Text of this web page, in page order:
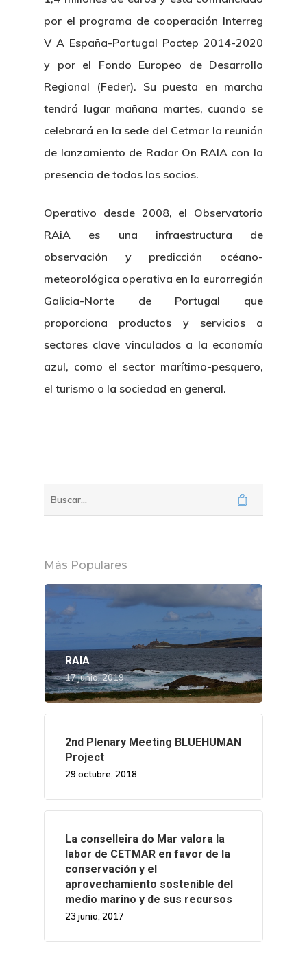
por el programa de cooperación Interreg
V A España-Portugal Poctep 2014-2020
y por el Fondo Europeo de Desarrollo
Regional (Feder). Su puesta en marcha
tendrá lugar mañana martes, cuando se
celebrará en la sede del Cetmar la reunión
de lanzamiento de Radar On RAIA con la
presencia de todos los socios.
Operativo desde 2008, el Observatorio
RAiA es una infraestructura de
observación y predicción océano-
meteorológica operativa en la eurorregión
Galicia-Norte de Portugal que
proporciona productos y servicios a
sectores clave vinculados a la economía
azul, como el sector marítimo-pesquero,
el turismo o la sociedad en general.
Más Populares
RAIA
17 junio, 2019
2nd Plenary Meeting BLUEHUMAN
Project
29 octubre, 2018
La conselleira do Mar valora la
labor de CETMAR en favor de la
conservación y el
aprovechamiento sostenible del
medio marino y de sus recursos
23 junio, 2017
Identidad Corporativa
Logo CETMAR
Publicaciones
Memoria
Centro De
Contratación
Licitaciones
Gobierno
Plan De Igualdad